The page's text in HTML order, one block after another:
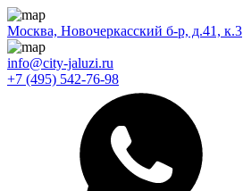
Москва, Новочеркасский б-р, д.41, к.3
info@city-jaluzi.ru
+7 (495) 542-76-98